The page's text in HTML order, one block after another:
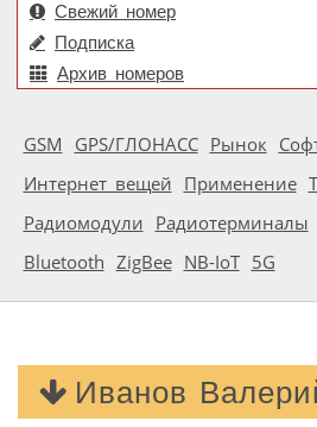
Свежий номер
Подписка
Архив номеров
GSM GPS/ГЛОНАСС Рынок
Интернет вещей Применение
Радиомодули Радиотерминалы
Bluetooth ZigBee NB-IoT 5G
Иванов